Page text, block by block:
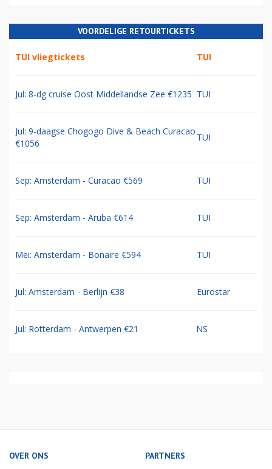
VOORDELIGE RETOURTICKETS
TUI vliegtickets TUI
Jul: 8-dg cruise Oost Middellandse Zee €1235 TUI
Jul: 9-daagse Chogogo Dive & Beach Curacao
€1056
TUI
Sep: Amsterdam - Curacao €569 TUI
Sep: Amsterdam - Aruba €614 TUI
Mei: Amsterdam - Bonaire €594 TUI
Jul: Amsterdam - Berlijn €38 Eurostar
Jul: Rotterdam - Antwerpen €21 NS
OVER ONS PARTNERS